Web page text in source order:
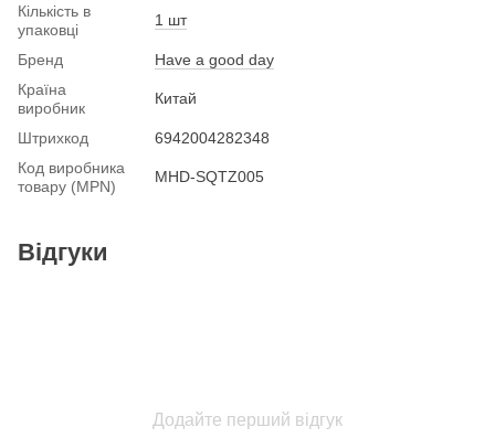
Кількість в
упаковці
1 шт
Бренд
Have a good day
Країна
виробник
Китай
Штрихкод
6942004282348
Код виробника
товару (MPN)
MHD-SQTZ005
Відгуки
Додайте перший відгук